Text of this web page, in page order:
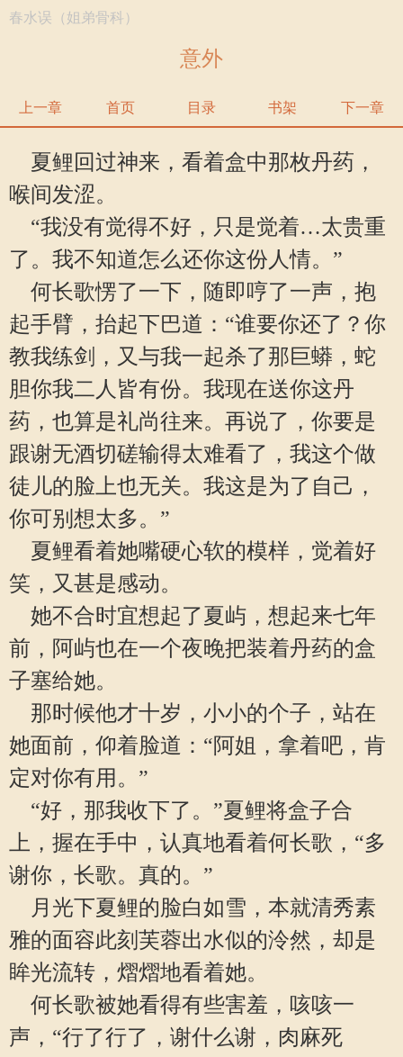
春水误（姐弟骨科）
意外
上一章 首页 目录 书架 下一章
夏鲤回过神来，看着盒中那枚丹药，
喉间发涩。
“我没有觉得不好，只是觉着…太贵重
了。我不知道怎么还你这份人情。”
何长歌愣了一下，随即哼了一声，抱
起手臂，抬起下巴道：“谁要你还了？你
教我练剑，又与我一起杀了那巨蟒，蛇
胆你我二人皆有份。我现在送你这丹
药，也算是礼尚往来。再说了，你要是
跟谢无酒切磋输得太难看了，我这个做
徒儿的脸上也无关。我这是为了自己，
你可别想太多。”
夏鲤看着她嘴硬心软的模样，觉着好
笑，又甚是感动。
她不合时宜想起了夏屿，想起来七年
前，阿屿也在一个夜晚把装着丹药的盒
子塞给她。
那时候他才十岁，小小的个子，站在
她面前，仰着脸道：“阿姐，拿着吧，肯
定对你有用。”
“好，那我收下了。”夏鲤将盒子合
上，握在手中，认真地看着何长歌，“多
谢你，长歌。真的。”
月光下夏鲤的脸白如雪，本就清秀素
雅的面容此刻芙蓉出水似的泠然，却是
眸光流转，熠熠地看着她。
何长歌被她看得有些害羞，咳咳一
声，“行了行了，谢什么谢，肉麻死